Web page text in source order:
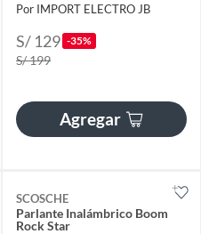
Por IMPORT ELECTRO JB
S/ 129 -35%
S/ 199
Agregar
SCOSCHE
Parlante Inalámbrico Boom
Rock Star